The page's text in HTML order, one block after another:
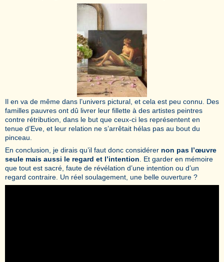
Il en va de même dans l’univers pictural, et cela est peu connu. Des
familles pauvres ont dû livrer leur fillette à des artistes peintres
contre rétribution, dans le but que ceux-ci les représentent en
tenue d’Eve, et leur relation ne s’arrêtait hélas pas au bout du
pinceau.
En conclusion, je dirais qu’il faut donc considérer non pas l’œuvre
seule mais aussi le regard et l’intention . Et garder en mémoire
que tout est sacré, faute de révélation d’une intention ou d’un
regard contraire. Un réel soulagement, une belle ouverture ?